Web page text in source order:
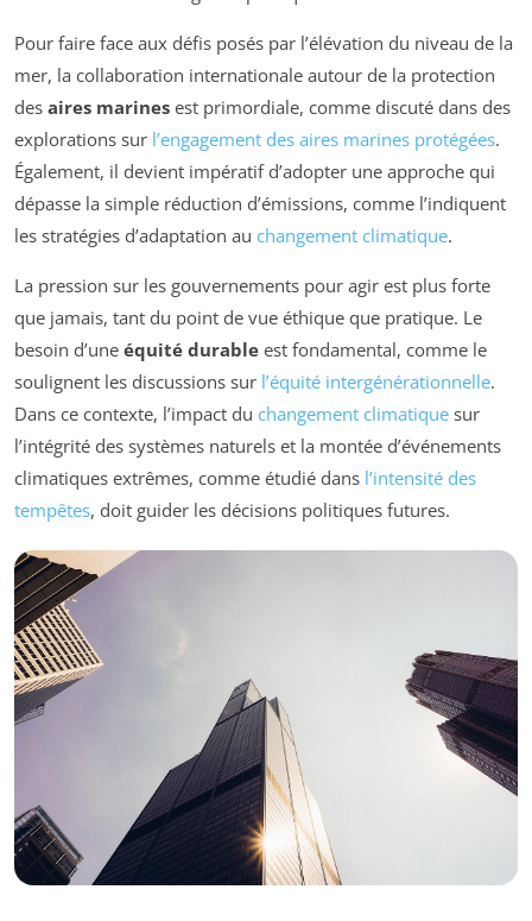
Pour faire face aux défis posés par l’élévation du niveau de la
mer, la collaboration internationale autour de la protection
des aires marines est primordiale, comme discuté dans des
explorations sur l’engagement des aires marines protégées.
Également, il devient impératif d’adopter une approche qui
dépasse la simple réduction d’émissions, comme l’indiquent
les stratégies d’adaptation au changement climatique.
La pression sur les gouvernements pour agir est plus forte
que jamais, tant du point de vue éthique que pratique. Le
besoin d’une équité durable est fondamental, comme le
soulignent les discussions sur l’équité intergénérationnelle.
Dans ce contexte, l’impact du changement climatique sur
l’intégrité des systèmes naturels et la montée d’événements
climatiques extrêmes, comme étudié dans l’intensité des
tempêtes, doit guider les décisions politiques futures.